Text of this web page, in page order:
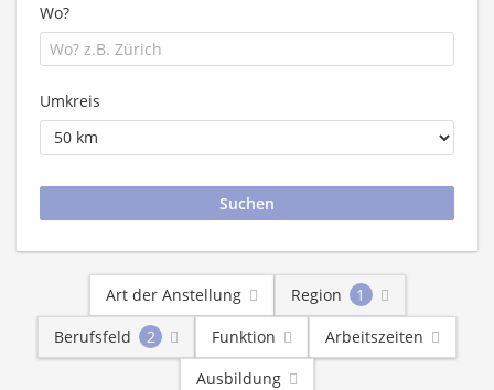
Wo?
Umkreis
Art der Anstellung Region
1
Berufsfeld
2 Funktion
Arbeitszeiten
Ausbildung